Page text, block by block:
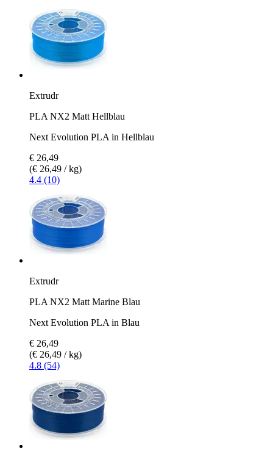
Extrudr
PLA NX2 Matt Hellblau
Next Evolution PLA in Hellblau
€ 26,49
(€ 26,49 / kg)
4.4 (10)
Extrudr
PLA NX2 Matt Marine Blau
Next Evolution PLA in Blau
€ 26,49
(€ 26,49 / kg)
4.8 (54)